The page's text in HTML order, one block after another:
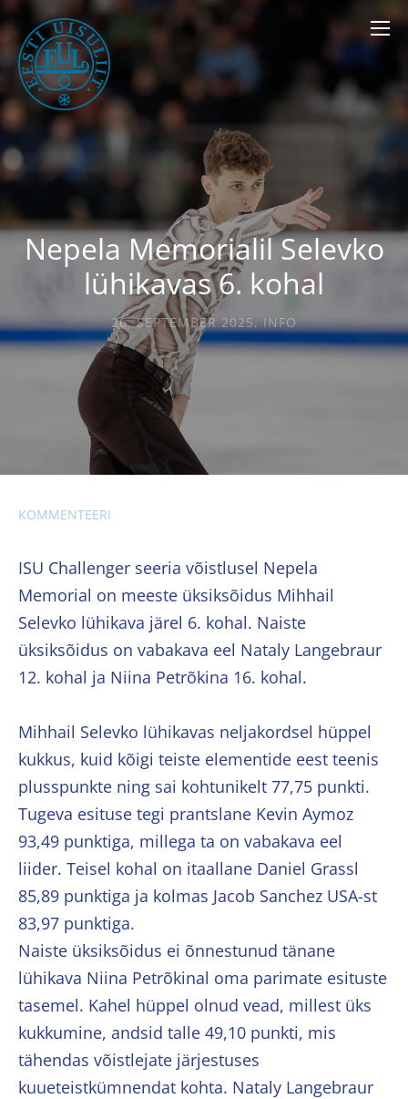
Nepela Memorialil Selevko
lühikavas 6. kohal
26. SEPTEMBER 2025,INFO
KOMMENTEERI
ISU Challenger seeria võistlusel Nepela
Memorial on meeste üksiksõidus Mihhail
Selevko lühikava järel 6. kohal. Naiste
üksiksõidus on vabakava eel Nataly Langebraur
12. kohal ja Niina Petrõkina 16. kohal.
Mihhail Selevko lühikavas neljakordsel hüppel
kukkus, kuid kõigi teiste elementide eest teenis
plusspunkte ning sai kohtunikelt 77,75 punkti.
Tugeva esituse tegi prantslane Kevin Aymoz
93,49 punktiga, millega ta on vabakava eel
liider. Teisel kohal on itaallane Daniel Grassl
85,89 punktiga ja kolmas Jacob Sanchez USA-st
83,97 punktiga.
Naiste üksiksõidus ei õnnestunud tänane
lühikava Niina Petrõkinal oma parimate esituste
tasemel. Kahel hüppel olnud vead, millest üks
kukkumine, andsid talle 49,10 punkti, mis
tähendas võistlejate järjestuses
kuueteistkümnendat kohta. Nataly Langebraur